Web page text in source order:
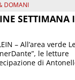
DOMANI
SETTIMANA
– All’area verde
le letture
di